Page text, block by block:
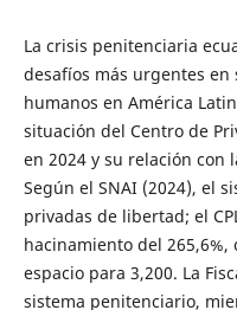
La crisis penitenciaria
desafíos más urgentes
humanos en América
situación del Centro de
en 2024 y su relación con
Según el SNAI (2024), el
privadas de libertad; el
hacinamiento del
espacio para 3,200. La
sistema penitenciario,